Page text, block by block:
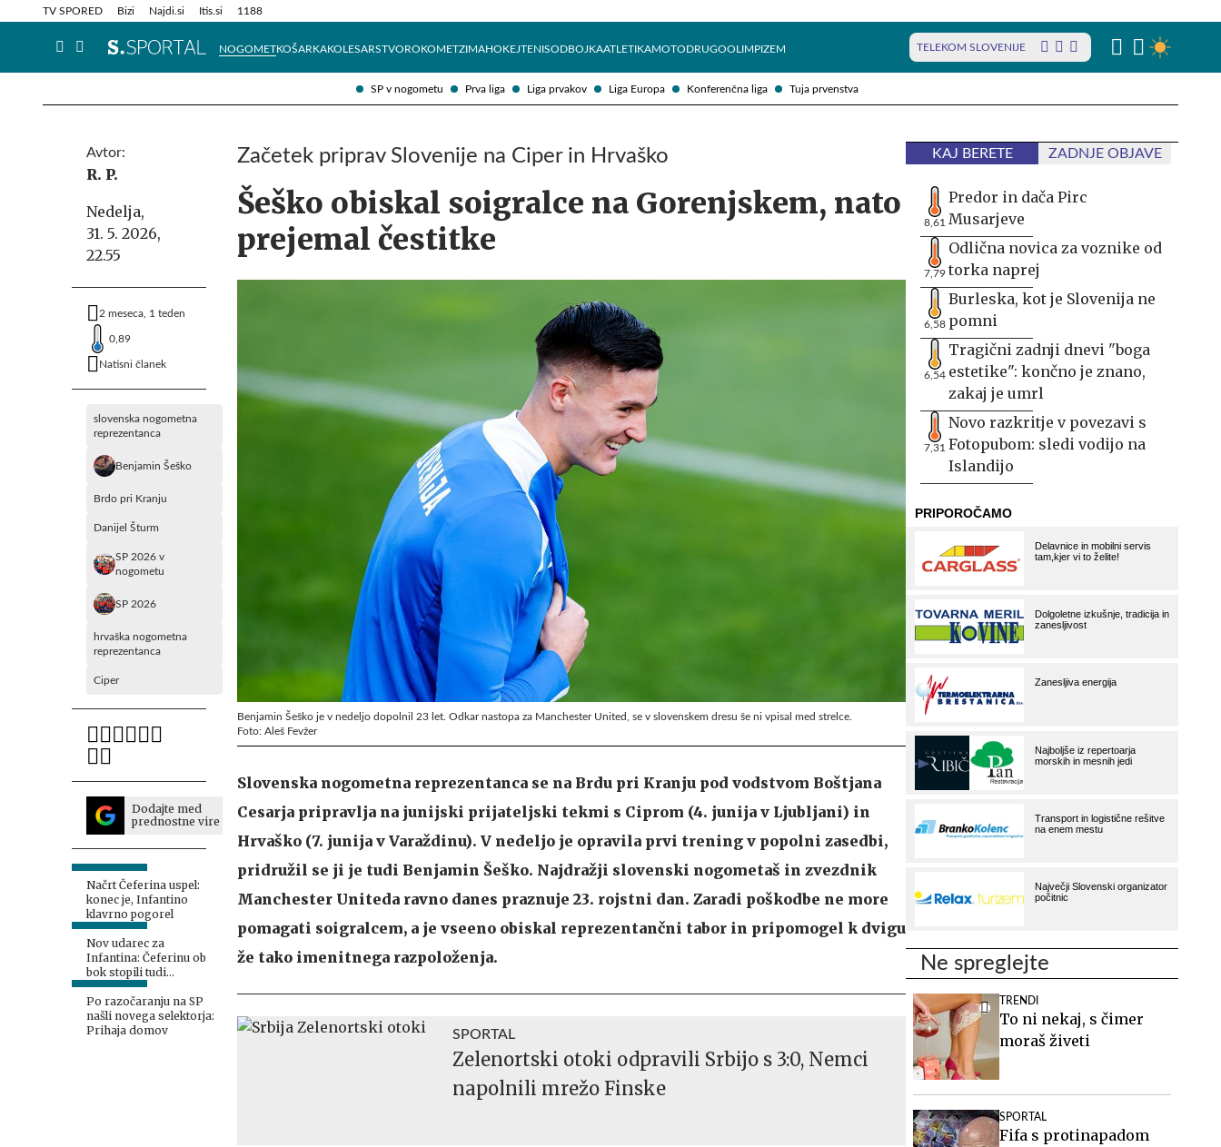
SP v nogometu Prva liga Liga prvakov Liga Europa Konferenčna liga Tuja prvenstva
TV SPORED Bizi Najdi.si Itis.si 1188
NOGOMETKOŠARKAKOLESARSTVOROKOMETZIMAHOKEJTENISODBOJKAATLETIKAMOTODRUGOOLIMPIZEM TELEKOM SLOVENIJE
Info in obvestila Tehnik
Avtor:
R. P.
Nedelja,
31. 5. 2026,
22.55
2 meseca, 1 teden
0,89
Natisni članek
slovenska nogometna
reprezentanca
Benjamin Šeško
Brdo pri Kranju
Danijel Šturm
SP 2026 v
nogometu
SP 2026
hrvaška nogometna
reprezentanca
Ciper
Dodajte med
prednostne vire
Načrt Čeferina uspel:
konec je, Infantino
klavrno pogorel
Nov udarec za
Infantina: Čeferinu ob
bok stopili tudi
Američani
Po razočaranju na SP
našli novega selektorja:
Prihaja domov
Začetek priprav Slovenije na Ciper in Hrvaško
Šeško obiskal soigralce na Gorenjskem, nato
prejemal čestitke
Benjamin Šeško je v nedeljo dopolnil 23 let. Odkar nastopa za Manchester United, se v slovenskem dresu še ni vpisal med strelce.
Foto: Aleš Fevžer
Slovenska nogometna reprezentanca se na Brdu pri Kranju pod vodstvom Boštjana
Cesarja pripravlja na junijski prijateljski tekmi s Ciprom (4. junija v Ljubljani) in
Hrvaško (7. junija v Varaždinu). V nedeljo je opravila prvi trening v popolni zasedbi,
pridružil se ji je tudi Benjamin Šeško. Najdražji slovenski nogometaš in zvezdnik
Manchester Uniteda ravno danes praznuje 23. rojstni dan. Zaradi poškodbe ne more
pomagati soigralcem, a je vseeno obiskal reprezentančni tabor in pripomogel k dvigu
že tako imenitnega razpoloženja.
SPORTAL
Zelenortski otoki odpravili Srbijo s 3:0, Nemci
napolnili mrežo Finske
KAJ BERETE ZADNJE OBJAVE
8,61
Predor in dača Pirc
Musarjeve
7,79
Odlična novica za voznike od
torka naprej
6,58
Burleska, kot je Slovenija ne
pomni
6,54
Tragični zadnji dnevi "boga
estetike": končno je znano,
zakaj je umrl
7,31
Novo razkritje v povezavi s
Fotopubom: sledi vodijo na
Islandijo
Ne spreglejte
TRENDI
To ni nekaj, s čimer
moraš živeti
SPORTAL
Fifa s protinapadom